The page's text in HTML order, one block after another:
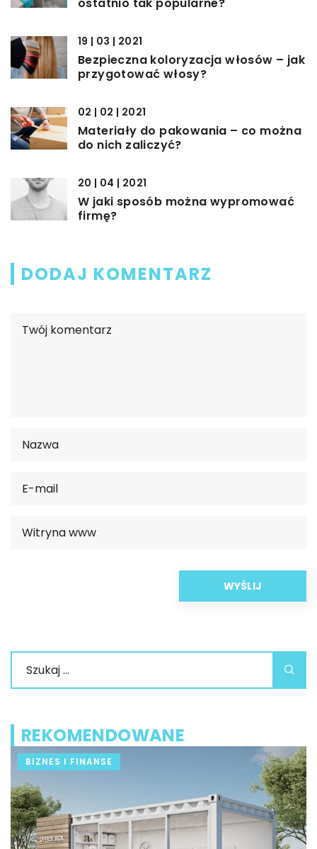
19 | 03 | 2021
Bezpieczna koloryzacja włosów – jak
przygotować włosy?
02 | 02 | 2021
Materiały do pakowania – co można
do nich zaliczyć?
20 | 04 | 2021
W jaki sposób można wypromować
firmę?
DODAJ KOMENTARZ
REKOMENDOWANE
BIZNES I FINANSE